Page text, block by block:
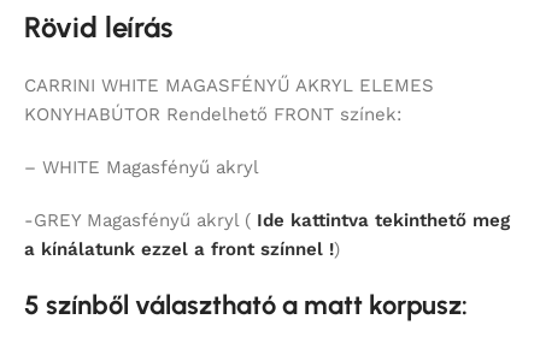
Rövid leírás
CARRINI WHITE MAGASFÉNYŰ AKRYL ELEMES
KONYHABÚTOR Rendelhető FRONT színek:
– WHITE Magasfényű akryl
-GREY Magasfényű akryl ( Ide kattintva tekinthető meg
a kínálatunk ezzel a front színnel !)
5 színből választható a matt korpusz: